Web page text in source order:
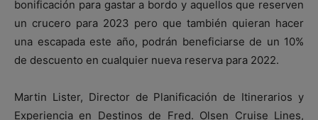
bonificación para gastar a bordo y aquellos que reserven
un crucero para 2023 pero que también quieran hacer
una escapada este año, podrán beneficiarse de un 10%
de descuento en cualquier nueva reserva para 2022.
Martin Lister, Director de Planificación de Itinerarios y
Experiencia en Destinos de Fred. Olsen Cruise Lines,